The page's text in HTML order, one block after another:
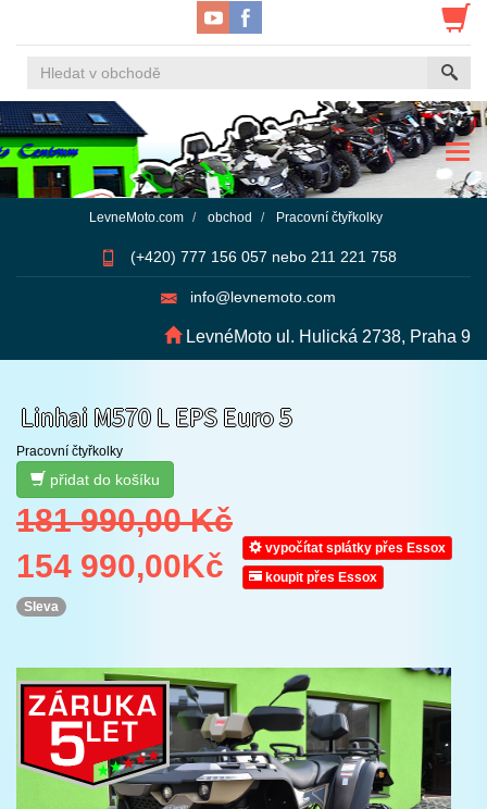
LevneMoto.com obchod Pracovní čtyřkolky
(+420) 777 156 057 nebo 211 221 758
info@levnemoto.com
LevnéMoto ul. Hulická 2738, Praha 9
Linhai M570 L EPS Euro 5
Pracovní čtyřkolky
přidat do košíku
181 990,00 Kč
154 990,00Kč
Sleva
vypočítat splátky přes Essox
koupit přes Essox